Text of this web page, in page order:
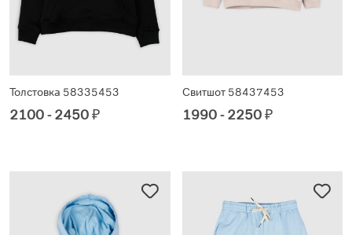
Толстовка 58335453
2100 - 2450₽
Свитшот 58437453
1990 - 2250₽